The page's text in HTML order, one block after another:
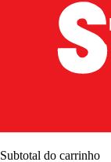
Subtotal do carrinho